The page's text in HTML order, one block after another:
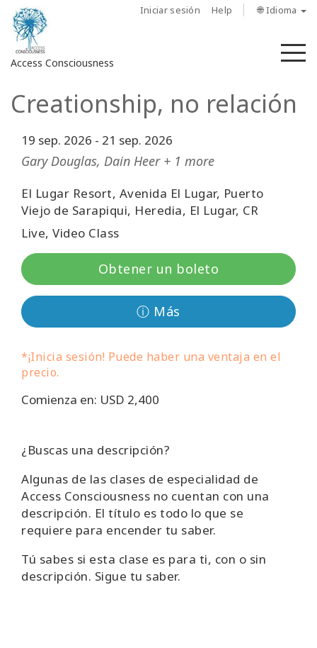
Iniciar sesión Help 🌐 Idioma
Access Consciousness
Iniciar
en
su
cuenta
Sobre
nosotros
Las
de
Access
Clases
Facilitadores
Shop
More
Creationship, no relación
19 sep. 2026 - 21 sep. 2026
Gary Douglas, Dain Heer + 1 more
El Lugar Resort, Avenida El Lugar, Puerto
Viejo de Sarapiqui, Heredia, El Lugar, CR
Live, Video Class
Obtener un boleto
ⓘ Más
*¡Inicia sesión! Puede haber una ventaja en el
precio.
Comienza en: USD 2,400
¿Buscas una descripción?
Algunas de las clases de especialidad de
Access Consciousness no cuentan con una
descripción. El título es todo lo que se
requiere para encender tu saber.
Tú sabes si esta clase es para ti, con o sin
descripción. Sigue tu saber.